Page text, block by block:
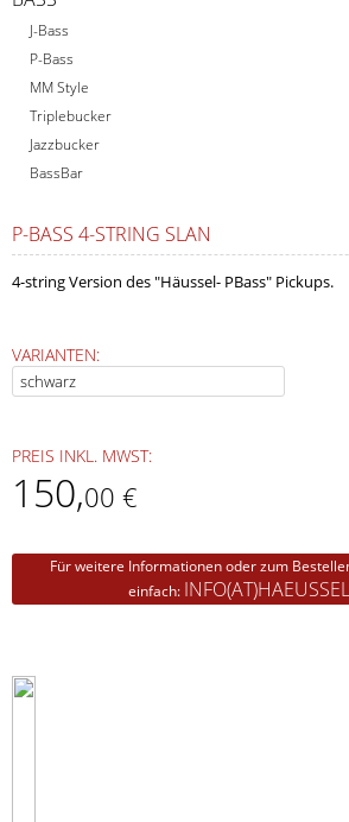
J-Bass
P-Bass
MM Style
Triplebucker
Jazzbucker
BassBar
P-BASS 4-STRING SLAN
4-string Version des "Häussel- PBass" Pickups.
VARIANTEN:
PREIS INKL. MWST:
150,00 €
Für weitere Informationen oder zum
einfach: